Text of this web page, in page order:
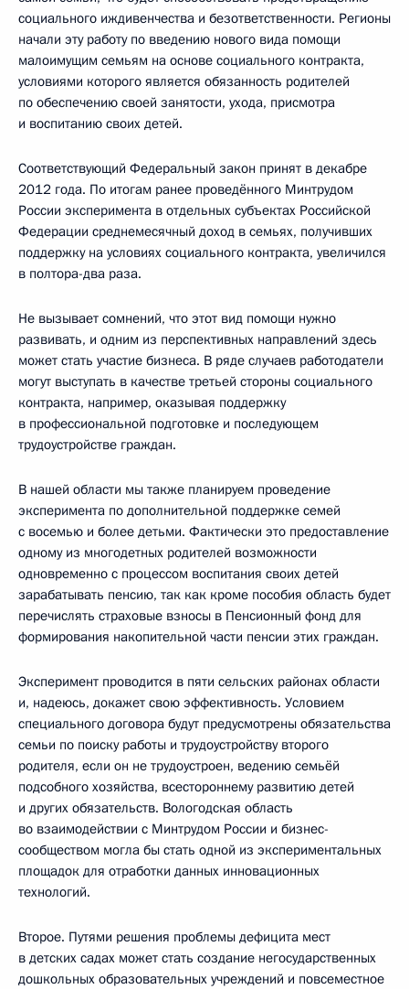
социального иждивенчества и безответственности. Регионы
начали эту работу по введению нового вида помощи
малоимущим семьям на основе социального контракта,
условиями которого является обязанность родителей
по обеспечению своей занятости, ухода, присмотра
и воспитанию своих детей.
Соответствующий Федеральный закон принят в декабре
2012 года. По итогам ранее проведённого Минтрудом
России эксперимента в отдельных субъектах Российской
Федерации среднемесячный доход в семьях, получивших
поддержку на условиях социального контракта, увеличился
в полтора-два раза.
Не вызывает сомнений, что этот вид помощи нужно
развивать, и одним из перспективных направлений здесь
может стать участие бизнеса. В ряде случаев работодатели
могут выступать в качестве третьей стороны социального
контракта, например, оказывая поддержку
в профессиональной подготовке и последующем
трудоустройстве граждан.
В нашей области мы также планируем проведение
эксперимента по дополнительной поддержке семей
с восемью и более детьми. Фактически это предоставление
одному из многодетных родителей возможности
одновременно с процессом воспитания своих детей
зарабатывать пенсию, так как кроме пособия область будет
перечислять страховые взносы в Пенсионный фонд для
формирования накопительной части пенсии этих граждан.
Эксперимент проводится в пяти сельских районах области
и, надеюсь, докажет свою эффективность. Условием
специального договора будут предусмотрены обязательства
семьи по поиску работы и трудоустройству второго
родителя, если он не трудоустроен, ведению семьёй
подсобного хозяйства, всестороннему развитию детей
и других обязательств. Вологодская область
во взаимодействии с Минтрудом России и бизнес-
сообществом могла бы стать одной из экспериментальных
площадок для отработки данных инновационных
технологий.
Второе. Путями решения проблемы дефицита мест
в детских садах может стать создание негосударственных
дошкольных образовательных учреждений и повсеместное